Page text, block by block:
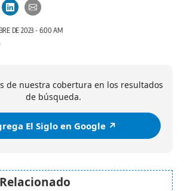
DE 2023 - 6:00 AM
de nuestra cobertura en los resultados
de búsqueda.
El Siglo en Google ↗️